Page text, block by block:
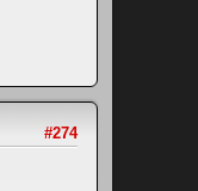
#274